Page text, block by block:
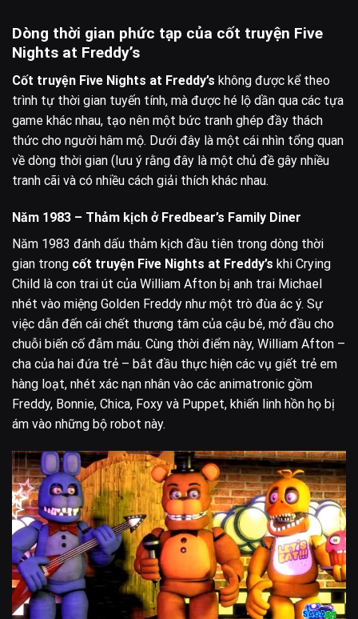
Dòng thời gian phức tạp của cốt truyện Five
Nights at Freddy’s
Cốt truyện Five Nights at Freddy’s không được kể theo
trình tự thời gian tuyến tính, mà được hé lộ dần qua các tựa
game khác nhau, tạo nên một bức tranh ghép đầy thách
thức cho người hâm mộ. Dưới đây là một cái nhìn tổng quan
về dòng thời gian (lưu ý rằng đây là một chủ đề gây nhiều
tranh cãi và có nhiều cách giải thích khác nhau.
Năm 1983 – Thảm kịch ở Fredbear’s Family Diner
Năm 1983 đánh dấu thảm kịch đầu tiên trong dòng thời
gian trong cốt truyện Five Nights at Freddy’s khi Crying
Child là con trai út của William Afton bị anh trai Michael
nhét vào miệng Golden Freddy như một trò đùa ác ý. Sự
việc dẫn đến cái chết thương tâm của cậu bé, mở đầu cho
chuỗi biến cố đẫm máu. Cùng thời điểm này, William Afton –
cha của hai đứa trẻ – bắt đầu thực hiện các vụ giết trẻ em
hàng loạt, nhét xác nạn nhân vào các animatronic gồm
Freddy, Bonnie, Chica, Foxy và Puppet, khiến linh hồn họ bị
ám vào những bộ robot này.